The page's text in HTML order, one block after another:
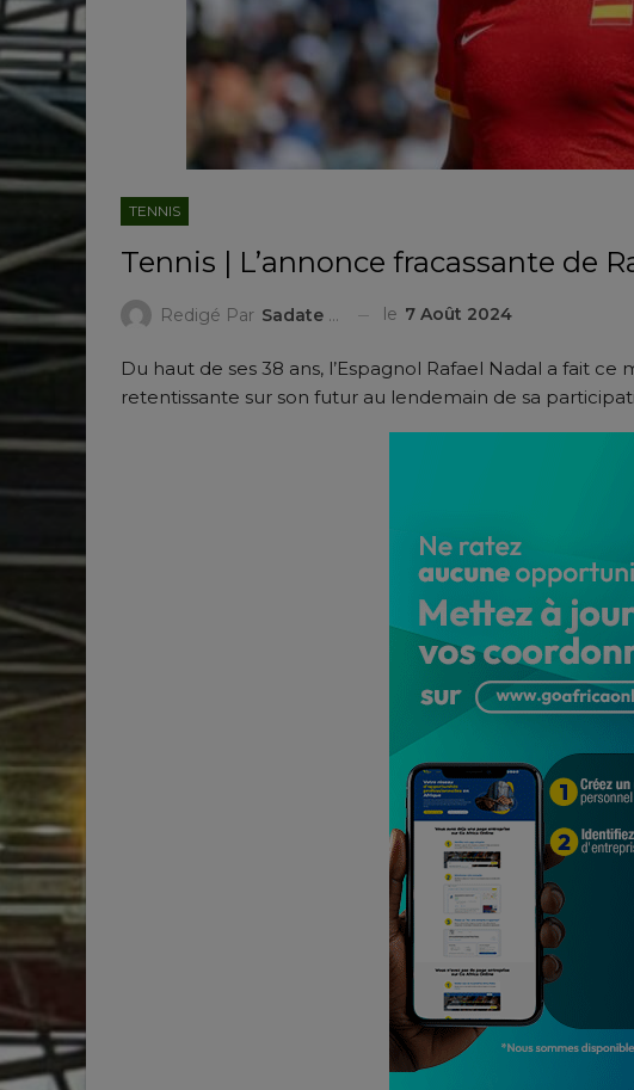
TENNIS
Tennis | L’annonce fracassante de
Redigé Par Sadate ZAKARI le 7 Août 2024
Du haut de ses 38 ans, l’Espagnol Rafael Nadal a fait
retentissante sur son futur au lendemain de sa